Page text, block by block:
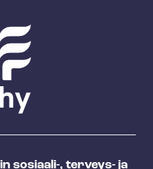
sosiaali-, terveys- ja